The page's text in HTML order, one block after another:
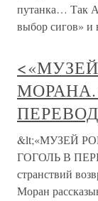
путанка… Так
выбор сигов» и
&lt;«МУЗЕЙ
ГОГОЛЬ В
странствий
Моран